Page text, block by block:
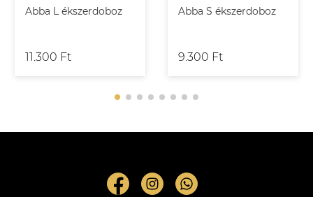
Abba L ékszerdoboz
11.300 Ft
Abba S ékszerdoboz
9.300 Ft